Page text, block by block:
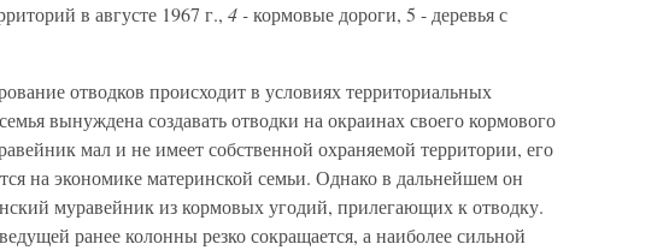
в августе 1967 г., 4 -кормовые дороги, 5 - деревья с
отводков происходит в условиях территориальных
вынуждена создавать отводки на окраинах своего кормового
мал и не имеет собственной охраняемой территории, его
на экономике материнской семьи. Однако в дальнейшем он
муравейник из кормовых угодий, прилегающих к отводку.
ранее колонны резко сокращается, а наиболее сильной